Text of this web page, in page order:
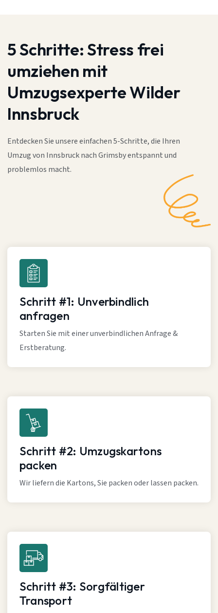
5 Schritte:Stress frei
umziehen mit
Umzugsexperte Wilder
Innsbruck
Entdecken Sie unsere einfachen 5-Schritte, die Ihren
Umzug von Innsbruck nach Grimsby entspannt und
problemlos macht.
Schritt #1: Unverbindlich
anfragen
Starten Sie mit einer unverbindlichen Anfrage &
Erstberatung.
Schritt #2: Umzugskartons
packen
Wir liefern die Kartons, Sie packen oder lassen packen.
Schritt #3: Sorgfältiger
Transport